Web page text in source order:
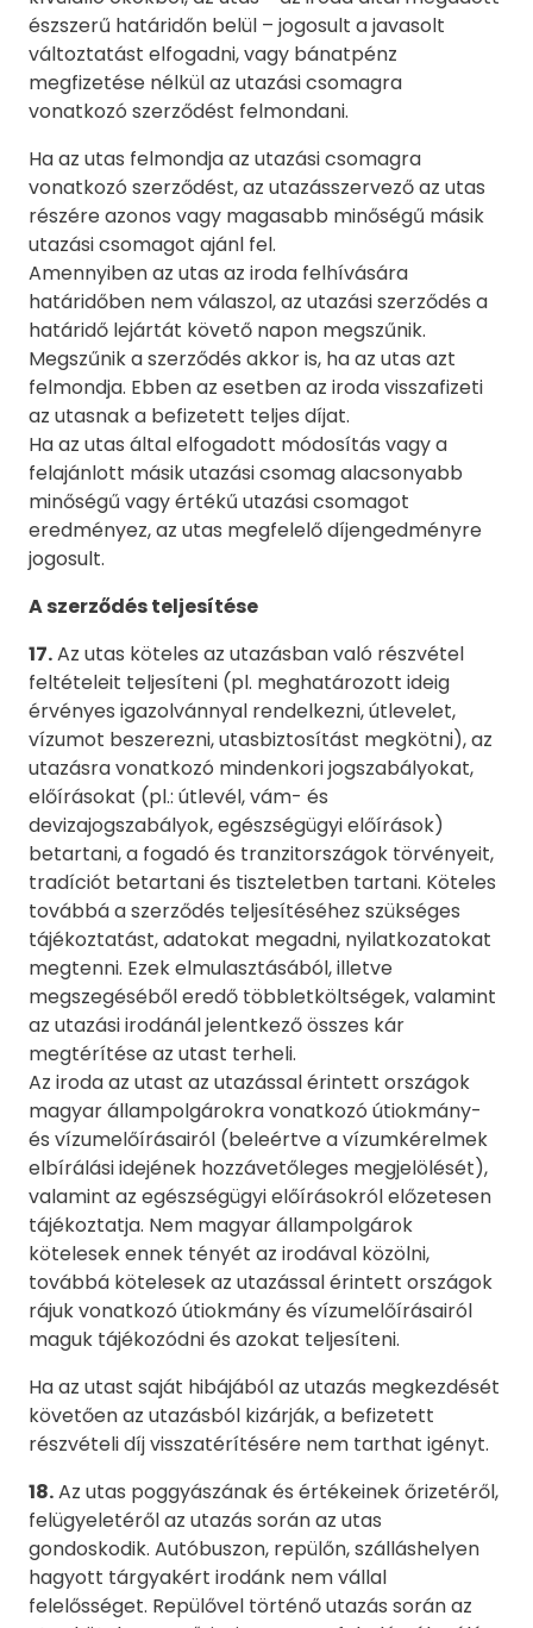
észszerű határidőn belül – jogosult a javasolt
változtatást elfogadni, vagy bánatpénz
megfizetése nélkül az utazási csomagra
vonatkozó szerződést felmondani.
Ha az utas felmondja az utazási csomagra
vonatkozó szerződést, az utazásszervező az utas
részére azonos vagy magasabb minőségű másik
utazási csomagot ajánl fel.
Amennyiben az utas az iroda felhívására
határidőben nem válaszol, az utazási szerződés a
határidő lejártát követő napon megszűnik.
Megszűnik a szerződés akkor is, ha az utas azt
felmondja. Ebben az esetben az iroda visszafizeti
az utasnak a befizetett teljes díjat.
Ha az utas által elfogadott módosítás vagy a
felajánlott másik utazási csomag alacsonyabb
minőségű vagy értékű utazási csomagot
eredményez, az utas megfelelő díjengedményre
jogosult.
A szerződés teljesítése
17.Az utas köteles az utazásban való részvétel
feltételeit teljesíteni (pl. meghatározott ideig
érvényes igazolvánnyal rendelkezni, útlevelet,
vízumot beszerezni, utasbiztosítást megkötni), az
utazásra vonatkozó mindenkori jogszabályokat,
előírásokat (pl.: útlevél, vám- és
devizajogszabályok, egészségügyi előírások)
betartani, a fogadó és tranzitországok törvényeit,
tradíciót betartani és tiszteletben tartani. Köteles
továbbá a szerződés teljesítéséhez szükséges
tájékoztatást, adatokat megadni, nyilatkozatokat
megtenni. Ezek elmulasztásából, illetve
megszegéséből eredő többletköltségek, valamint
az utazási irodánál jelentkező összes kár
megtérítése az utast terheli.
Az iroda az utast az utazással érintett országok
magyar állampolgárokra vonatkozó útiokmány-
és vízumelőírásairól (beleértve a vízumkérelmek
elbírálási idejének hozzávetőleges megjelölését),
valamint az egészségügyi előírásokról előzetesen
tájékoztatja. Nem magyar állampolgárok
kötelesek ennek tényét az irodával közölni,
továbbá kötelesek az utazással érintett országok
rájuk vonatkozó útiokmány és vízumelőírásairól
maguk tájékozódni és azokat teljesíteni.
Ha az utast saját hibájából az utazás megkezdését
követően az utazásból kizárják, a befizetett
részvételi díj visszatérítésére nem tarthat igényt.
18.Az utas poggyászának és értékeinek őrizetéről,
felügyeletéről az utazás során az utas
gondoskodik. Autóbuszon, repülőn, szálláshelyen
hagyott tárgyakért irodánk nem vállal
felelősséget. Repülővel történő utazás során az